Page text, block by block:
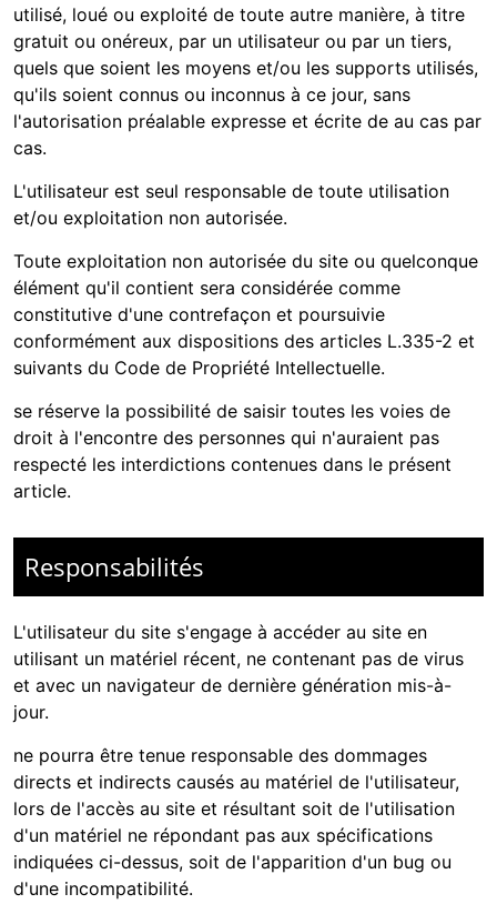
utilisé, loué ou exploité de toute autre manière, à titre
gratuit ou onéreux, par un utilisateur ou par un tiers,
quels que soient les moyens et/ou les supports utilisés,
qu'ils soient connus ou inconnus à ce jour, sans
l'autorisation préalable expresse et écrite de au cas par
cas.
L'utilisateur est seul responsable de toute utilisation
et/ou exploitation non autorisée.
Toute exploitation non autorisée du site ou quelconque
élément qu'il contient sera considérée comme
constitutive d'une contrefaçon et poursuivie
conformément aux dispositions des articles L.335-2 et
suivants du Code de Propriété Intellectuelle.
se réserve la possibilité de saisir toutes les voies de
droit à l'encontre des personnes qui n'auraient pas
respecté les interdictions contenues dans le présent
article.
Responsabilités
L'utilisateur du site s'engage à accéder au site en
utilisant un matériel récent, ne contenant pas de virus
et avec un navigateur de dernière génération mis-à-
jour.
ne pourra être tenue responsable des dommages
directs et indirects causés au matériel de l'utilisateur,
lors de l'accès au site et résultant soit de l'utilisation
d'un matériel ne répondant pas aux spécifications
indiquées ci-dessus, soit de l'apparition d'un bug ou
d'une incompatibilité.